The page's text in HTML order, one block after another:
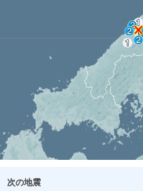
次の地震